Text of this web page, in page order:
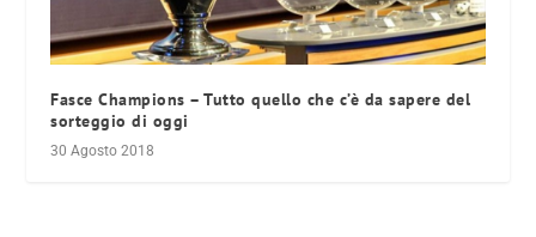
Fasce Champions – Tutto quello che c’è da sapere del
sorteggio di oggi
30 Agosto 2018